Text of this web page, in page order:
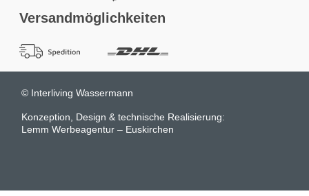
Versandmöglichkeiten
© Interliving Wassermann
Konzeption, Design & technische Realisierung:
Lemm Werbeagentur – Euskirchen